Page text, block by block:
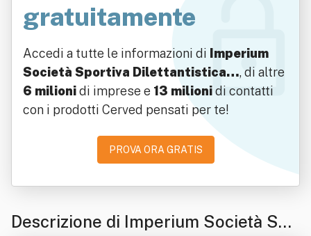
gratuitamente
Accedi a tutte le informazioni di Imperium
Società Sportiva Dilettantistica…, di altre
6 milionidi imprese e 13 milionidi contatti
con i prodotti Cerved pensati per te!
PROVA ORA GRATIS
Descrizione di Imperium Società Spo